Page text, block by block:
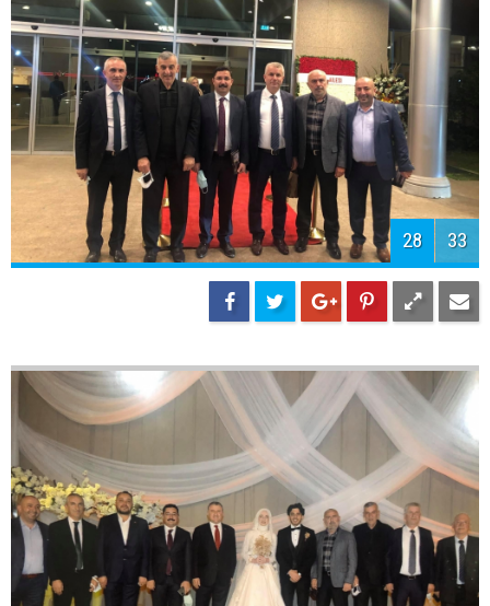
30
31 33